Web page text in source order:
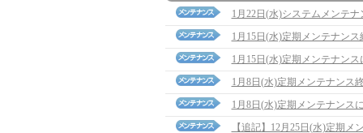
1月22日(水)システムメンテ
1月15日(水)定期メンテナン
1月15日(水)定期メンテナンス
1月8日(水)定期メンテナンス
1月8日(水)定期メンテナンス
【追記】12月25日(水)定期メ